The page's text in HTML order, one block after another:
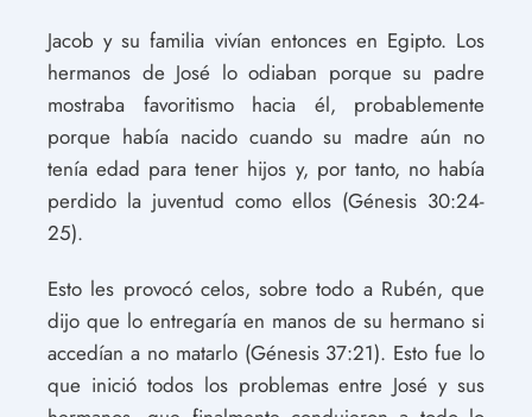
Jacob y su familia vivían entonces en Egipto. Los
hermanos de José lo odiaban porque su padre
mostraba favoritismo hacia él, probablemente
porque había nacido cuando su madre aún no
tenía edad para tener hijos y, por tanto, no había
perdido la juventud como ellos (Génesis 30:24-
25).
Esto les provocó celos, sobre todo a Rubén, que
dijo que lo entregaría en manos de su hermano si
accedían a no matarlo (Génesis 37:21). Esto fue lo
que inició todos los problemas entre José y sus